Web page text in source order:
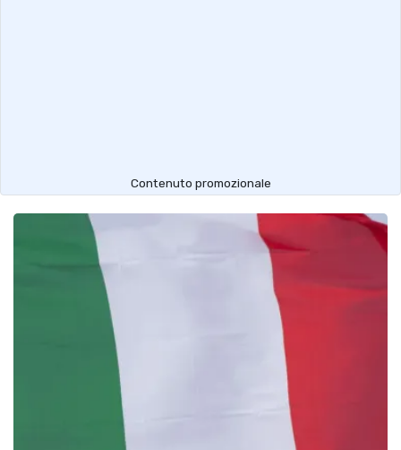
Contenuto promozionale